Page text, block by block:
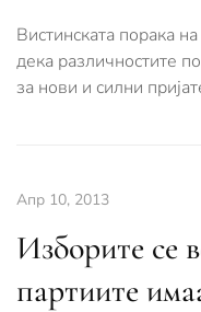
Вистинската порака
дека различностите
за нови и силни
Апр 10, 2013
Изборите се
партиите